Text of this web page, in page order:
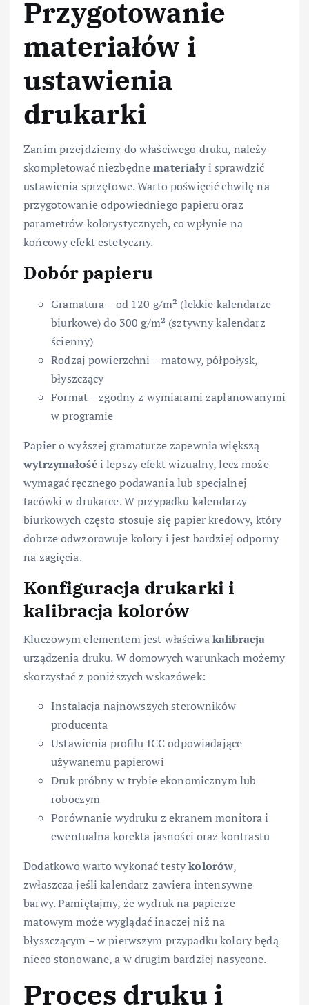
Przygotowanie
materiałów i
ustawienia
drukarki
Zanim przejdziemy do właściwego druku, należy
skompletować niezbędnemateriałyi sprawdzić
ustawienia sprzętowe. Warto poświęcić chwilę na
przygotowanie odpowiedniego papieru oraz
parametrów kolorystycznych, co wpłynie na
końcowy efekt estetyczny.
Dobór papieru
Gramatura – od 120 g/m² (lekkie kalendarze
biurkowe) do 300 g/m² (sztywny kalendarz
ścienny)
Rodzaj powierzchni – matowy, półpołysk,
błyszczący
Format – zgodny z wymiarami zaplanowanymi
w programie
Papier o wyższej gramaturze zapewnia większą
wytrzymałość i lepszy efekt wizualny, lecz może
wymagać ręcznego podawania lub specjalnej
tacówki w drukarce. W przypadku kalendarzy
biurkowych często stosuje się papier kredowy, który
dobrze odwzorowuje kolory i jest bardziej odporny
na zagięcia.
Konfiguracja drukarki i
kalibracja kolorów
Kluczowym elementem jest właściwakalibracja
urządzenia druku. W domowych warunkach możemy
skorzystać z poniższych wskazówek:
Instalacja najnowszych sterowników
producenta
Ustawienia profilu ICC odpowiadające
używanemu papierowi
Druk próbny w trybie ekonomicznym lub
roboczym
Porównanie wydruku z ekranem monitora i
ewentualna korekta jasności oraz kontrastu
Dodatkowo warto wykonać testykolorów,
zwłaszcza jeśli kalendarz zawiera intensywne
barwy. Pamiętajmy, że wydruk na papierze
matowym może wyglądać inaczej niż na
błyszczącym – w pierwszym przypadku kolory będą
nieco stonowane, a w drugim bardziej nasycone.
Proces druku i